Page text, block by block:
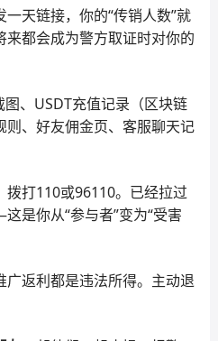
一天链接，你的“传销人数”就
来都会成为警方取证时对你的
图、USDT充值记录（区块链
则、好友佣金页、客服聊天记
拨打110或96110。已经拉过
是你从“参与者”变为“受害
广返利都是违法所得。主动退